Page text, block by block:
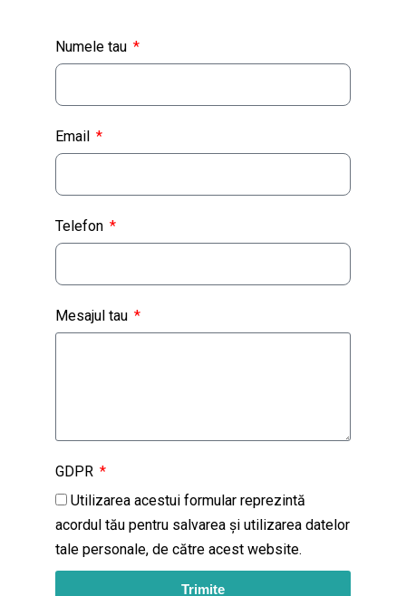
Numele tau
Email
Telefon
Mesajul tau
GDPR
Utilizarea acestui formular reprezintă
acordul tău pentru salvarea și utilizarea datelor
tale personale, de către acest website.
Trimite